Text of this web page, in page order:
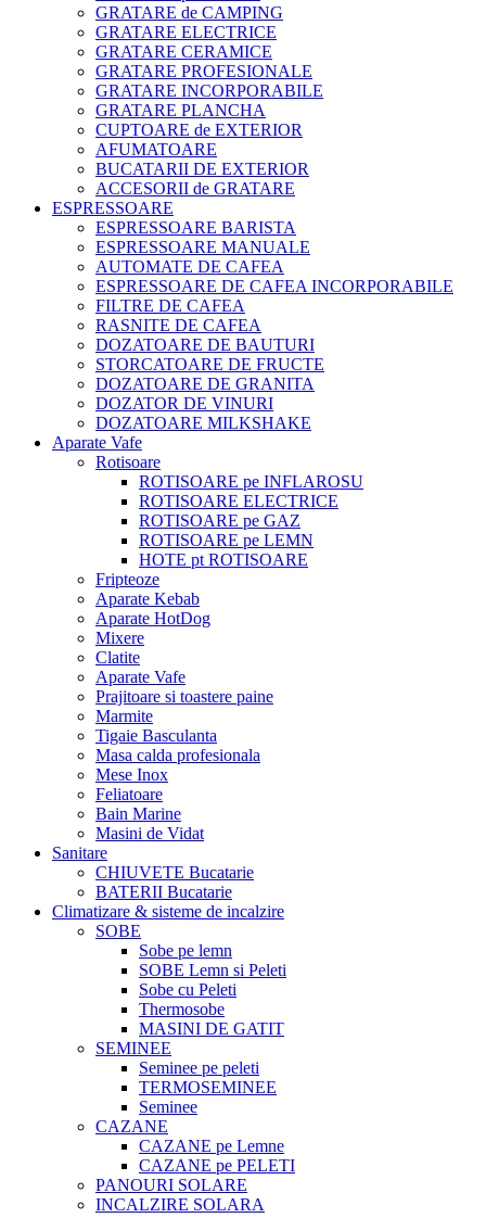
GRATARE de CAMPING
GRATARE ELECTRICE
GRATARE CERAMICE
GRATARE PROFESIONALE
GRATARE INCORPORABILE
GRATARE PLANCHA
CUPTOARE de EXTERIOR
AFUMATOARE
BUCATARII DE EXTERIOR
ACCESORII de GRATARE
ESPRESSOARE
ESPRESSOARE BARISTA
ESPRESSOARE MANUALE
AUTOMATE DE CAFEA
ESPRESSOARE DE CAFEA INCORPORABILE
FILTRE DE CAFEA
RASNITE DE CAFEA
DOZATOARE DE BAUTURI
STORCATOARE DE FRUCTE
DOZATOARE DE GRANITA
DOZATOR DE VINURI
DOZATOARE MILKSHAKE
Aparate Vafe
Rotisoare
ROTISOARE pe INFLAROSU
ROTISOARE ELECTRICE
ROTISOARE pe GAZ
ROTISOARE pe LEMN
HOTE pt ROTISOARE
Fripteoze
Aparate Kebab
Aparate HotDog
Mixere
Clatite
Aparate Vafe
Prajitoare si toastere paine
Marmite
Tigaie Basculanta
Masa calda profesionala
Mese Inox
Feliatoare
Bain Marine
Masini de Vidat
Sanitare
CHIUVETE Bucatarie
BATERII Bucatarie
Climatizare & sisteme de incalzire
SOBE
Sobe pe lemn
SOBE Lemn si Peleti
Sobe cu Peleti
Thermosobe
MASINI DE GATIT
SEMINEE
Seminee pe peleti
TERMOSEMINEE
Seminee
CAZANE
CAZANE pe Lemne
CAZANE pe PELETI
PANOURI SOLARE
INCALZIRE SOLARA